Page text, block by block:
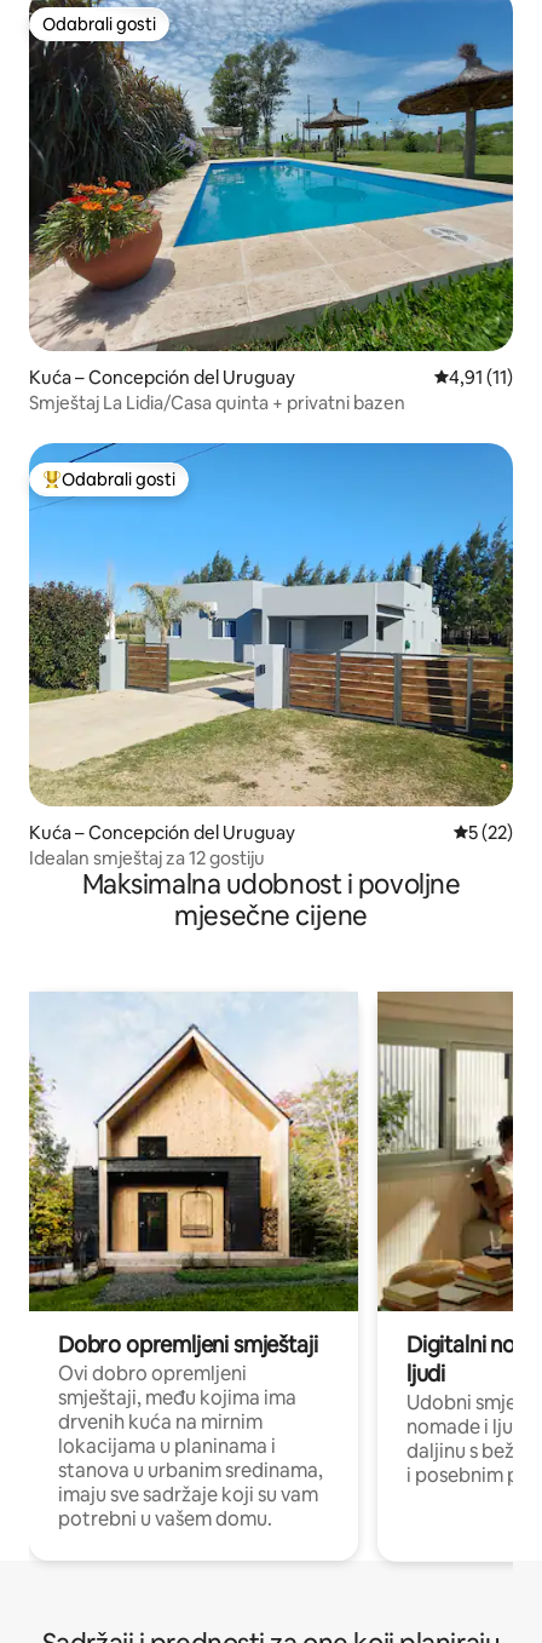
Odabrali gosti
Odabrali gosti
Kuća – Concepción del Uruguay Prosječna
4,91 (11)
Smještaj La Lidia/Casa quinta + privatni bazen
Među najviše rangiranima s oznakom „Odabrali gosti”
Odabrali gosti
Kuća – Concepción del Uruguay Prosječna
5 (22)
Idealan smještaj za 12 gostiju
Maksimalna udobnost i povoljne
mjesečne cijene
Dobro opremljeni smještaji
Ovi dobro opremljeni
smještaji, među kojima ima
drvenih kuća na mirnim
lokacijama u planinama i
stanova u urbanim sredinama,
imaju sve sadržaje koji su vam
potrebni u vašem domu.
Digitalni
ljudi
Udobni
nomade i ljude
daljinu s
i posebnim